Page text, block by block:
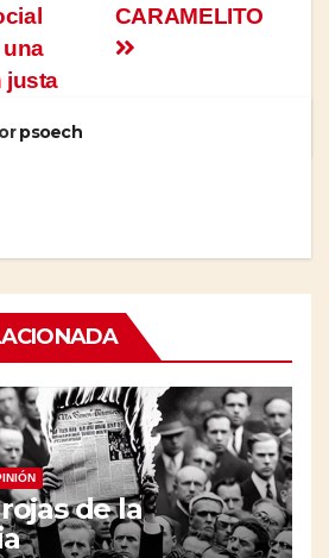
CARAMELITO
una
justa
psoech
de la